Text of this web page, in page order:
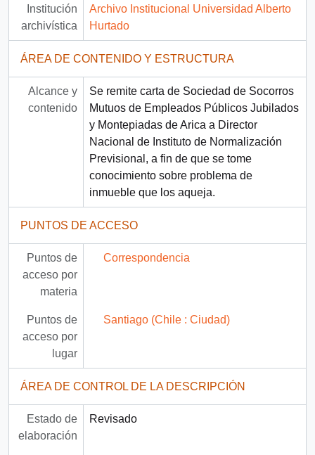
Institución
archivística
Archivo Institucional Universidad Alberto
Hurtado
ÁREA DE CONTENIDO Y ESTRUCTURA
Alcance y
contenido
Se remite carta de Sociedad de Socorros
Mutuos de Empleados Públicos Jubilados
y Montepiadas de Arica a Director
Nacional de Instituto de Normalización
Previsional, a fin de que se tome
conocimiento sobre problema de
inmueble que los aqueja.
PUNTOS DE ACCESO
Puntos de
acceso por
materia
Correspondencia
Puntos de
acceso por
lugar
Santiago (Chile : Ciudad)
ÁREA DE CONTROL DE LA DESCRIPCIÓN
Estado de
elaboración
Revisado